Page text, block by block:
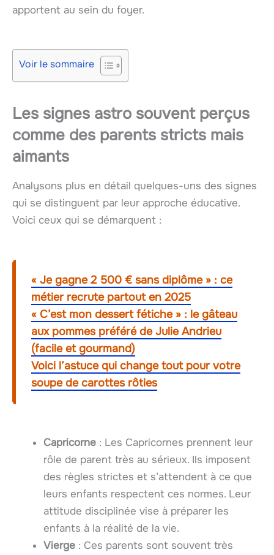
apportent au sein du foyer.
Voir le sommaire
Les signes astro souvent perçus
comme des parents stricts mais
aimants
Analysons plus en détail quelques-uns des signes
qui se distinguent par leur approche éducative.
Voici ceux qui se démarquent :
« Je gagne 2 500 € sans diplôme » : ce
métier recrute partout en 2025
« C’est mon dessert fétiche » : le gâteau
aux pommes préféré de Julie Andrieu
(facile et gourmand)
Voici l’astuce qui change tout pour votre
soupe de carottes rôties
Capricorne : Les Capricornes prennent leur
rôle de parent très au sérieux. Ils imposent
des règles strictes et s’attendent à ce que
leurs enfants respectent ces normes. Leur
attitude disciplinée vise à préparer les
enfants à la réalité de la vie.
Vierge : Ces parents sont souvent très